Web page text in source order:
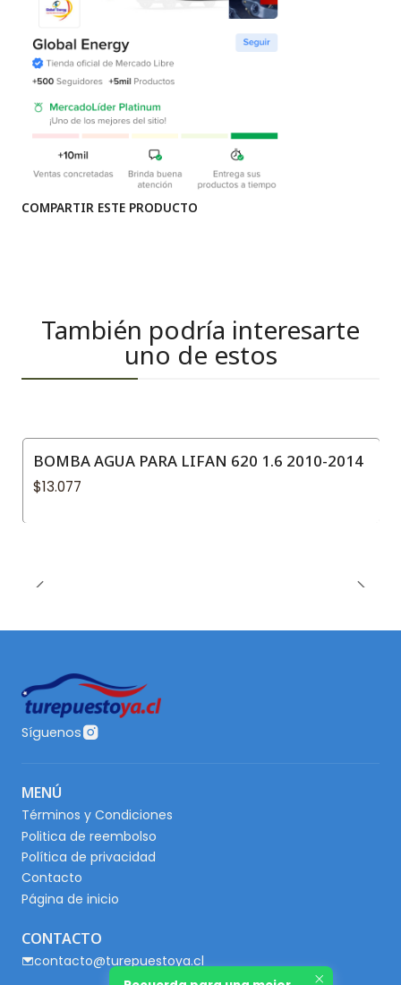
COMPARTIR ESTE PRODUCTO
También podría interesarte
uno de estos
BOMBA AGUA PARA LIFAN 620 1.6 2010-2014
$13.077
Síguenos
MENÚ
Términos y Condiciones
Politica de reembolso
Política de privacidad
Contacto
Página de inicio
CONTACTO
contacto@turepuestoya.cl